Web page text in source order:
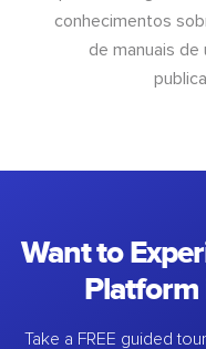
conhecimentos
de manuais de
Want to
Platform
Take a FREE guided